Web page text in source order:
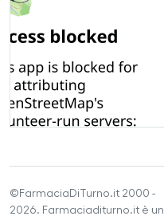
©FarmaciaDiTurno.it 2000 -
2026. Farmaciaditurno.it è un